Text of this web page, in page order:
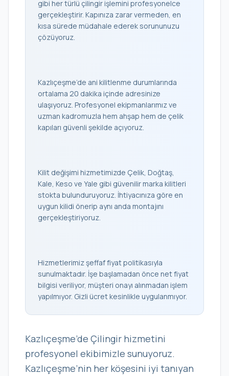
gibi her türlü çilingir işlemini profesyonelce
gerçekleştirir. Kapınıza zarar vermeden, en
kısa sürede müdahale ederek sorununuzu
çözüyoruz.
Kazlıçeşme’de ani kilitlenme durumlarında
ortalama 20 dakika içinde adresinize
ulaşıyoruz. Profesyonel ekipmanlarımız ve
uzman kadromuzla hem ahşap hem de çelik
kapıları güvenli şekilde açıyoruz.
Kilit değişimi hizmetimizde Çelik, Doğtaş,
Kale, Keso ve Yale gibi güvenilir marka kilitleri
stokta bulunduruyoruz. İhtiyacınıza göre en
uygun kilidi önerip aynı anda montajını
gerçekleştiriyoruz.
Hizmetlerimiz şeffaf fiyat politikasıyla
sunulmaktadır. İşe başlamadan önce net fiyat
bilgisi veriliyor, müşteri onayı alınmadan işlem
yapılmıyor. Gizli ücret kesinlikle uygulanmıyor.
Kazlıçeşme’de Çilingir hizmetini
profesyonel ekibimizle sunuyoruz.
Kazlıçeşme’nin her köşesini iyi tanıyan